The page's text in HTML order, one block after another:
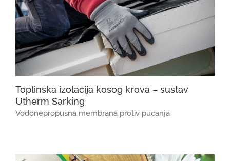
Toplinska izolacija kosog krova – sustav
Utherm Sarking
Vodonepropusna membrana protiv pucanja